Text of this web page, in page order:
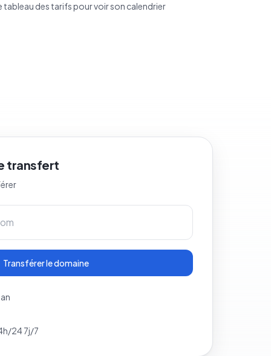
des tarifs pour voir son calendrier
transfert
Transférer le domaine
24 7j/7